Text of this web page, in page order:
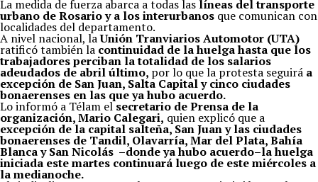
La medida de fuerza abarca a todas las líneas del transporte
urbano de Rosario y a los interurbanos que comunican con
localidades del departamento.
A nivel nacional, laUnión Tranviarios Automotor (UTA)
ratificó también la continuidad de la huelga hasta que los
trabajadores perciban la totalidad de los salarios
adeudados de abril último, por lo que la protesta seguirá a
excepción de San Juan, Salta Capital y cinco ciudades
bonaerenses en las que ya hubo acuerdo.
Lo informó a Télam elsecretario de Prensa de la
organización, Mario Calegari, quien explicó que a
excepción de la capital salteña, San Juan y las ciudades
bonaerenses de Tandil, Olavarría, Mar del Plata, Bahía
Blanca y San Nicolás –donde ya hubo acuerdo–la huelga
iniciada este martes continuará luego de este miércoles a
la medianoche.